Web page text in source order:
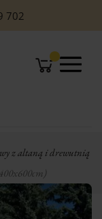
702
z altaną i drewutnią